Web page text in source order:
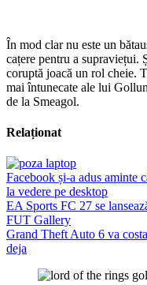
În mod clar nu este un
cațere pentru a supraviețui.
coruptă joacă un rol cheie.
mai întunecate ale lui
de la Smeagol.
Relaționat
Facebook și-a adus aminte
la vedere pe desktop
EA Sports FC 27 se
FUT Gallery
Grand Theft Auto 6 va
deja